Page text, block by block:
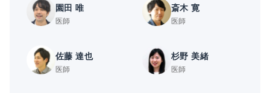
園田 唯
医師
斎木 寛
医師
佐藤 達也
医師
杉野 美緒
医師